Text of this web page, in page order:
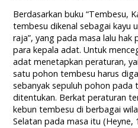
Berdasarkan buku “Tembesu,
tembesu dikenal sebagai kayu
raja”, yang pada masa lalu hak
para kepala adat. Untuk
adat menetapkan peraturan,
satu pohon tembesu harus
sebanyak sepuluh pohon
ditentukan. Berkat peraturan
kebun tembesu di berbagai
Selatan pada masa itu (Heyne,